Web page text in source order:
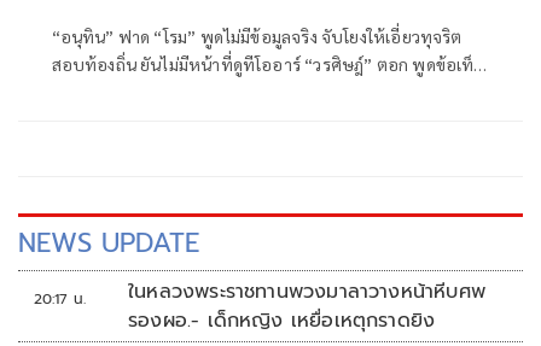
“อนุทิน” ฟาด “โรม” พูดไม่มีข้อมูลจริง จับโยงให้เอี่ยวทุจริต
สอบท้องถิ่น ยันไม่มีหน้าที่ดูทีโออาร์ “วรศิษฎ์” ตอก พูดข้อเท็จ
NEWS UPDATE
20:17 น.
ในหลวงพระราชทานพวงมาลาวางหน้าหีบศพ
รองผอ.- เด็กหญิง เหยื่อเหตุกราดยิง